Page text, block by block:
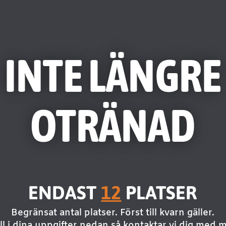
INTE LÄNGRE
OTRÄNAD
ENDAST 12 PLATSER
Begränsat antal platser. Först till kvarn gäller.